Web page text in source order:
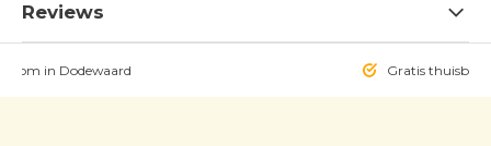
Reviews
in Dodewaard Gratis